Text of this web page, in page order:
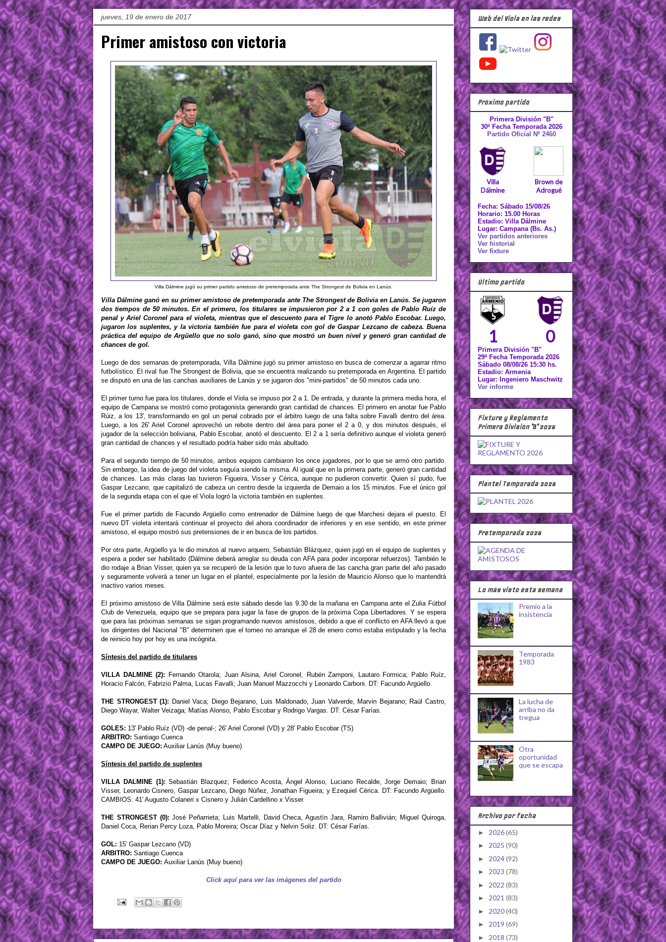
jueves, 19 de enero de 2017
Primer amistoso con victoria
Villa Dálmine jugó su primer partido amistoso de pretemporada ante The Strongest de Bolivia en Lanús.
Villa Dálmine ganó en su primer amistoso de pretemporada ante The Strongest de Bolivia en Lanús. Se jugaron
dos tiempos de 50 minutos. En el primero, los titulares se impusieron por 2 a 1 con goles de Pablo Ruíz de
penal y Ariel Coronel para el violeta, mientras que el descuento para el Tigre lo anotó Pablo Escobar. Luego,
jugaron los suplentes, y la victoria también fue para el violeta con gol de Gaspar Lezcano de cabeza. Buena
práctica del equipo de Argüello que no solo ganó, sino que mostró un buen nivel y generó gran cantidad de
chances de gol.
Luego de dos semanas de pretemporada, Villa Dálmine jugó su primer amistoso en busca de comenzar a agarrar ritmo
futbolístico. El rival fue The Strongest de Bolivia, que se encuentra realizando su pretemporada en Argentina. El partido
se disputó en una de las canchas auxiliares de Lanús y se jugaron dos "mini-partidos" de 50 minutos cada uno.
El primer turno fue para los titulares, donde el Viola se impuso por 2 a 1. De entrada, y durante la primera media hora, el
equipo de Campana se mostró como protagonista generando gran cantidad de chances. El primero en anotar fue Pablo
Rúiz, a los 13', transformando en gol un penal cobrado por el árbitro luego de una falta sobre Favalli dentro del área.
Luego, a los 26' Ariel Coronel aprovechó un rebote dentro del área para poner el 2 a 0, y dos minutos después, el
jugador de la selección boliviana, Pablo Escobar, anotó el descuento. El 2 a 1 sería definitivo aunque el violeta generó
gran cantidad de chances y el resultado podría haber sido más abultado.
Para el segundo tiempo de 50 minutos, ambos equipos cambiaron los once jugadores, por lo que se armó otro partido.
Sin embargo, la idea de juego del violeta seguía siendo la misma. Al igual que en la primera parte, generó gran cantidad
de chances. Las más claras las tuvieron Figueira, Visser y Cérica, aunque no pudieron convertir. Quien sí pudo, fue
Gaspar Lezcano, que capitalizó de cabeza un centro desde la izquierda de Demaio a los 15 minutos. Fue el único gol
de la segunda etapa con el que el Viola logró la victoria también en suplentes.
Fue el primer partido de Facundo Argüello como entrenador de Dálmine luego de que Marchesi dejara el puesto. El
nuevo DT violeta intentará continuar el proyecto del ahora coordinador de inferiores y en ese sentido, en este primer
amistoso, el equipo mostró sus pretensiones de ir en busca de los partidos.
Por otra parte, Argüello ya le dio minutos al nuevo arquero, Sebastián Blázquez, quien jugó en el equipo de suplentes y
espera a poder ser habilitado (Dálmine deberá arreglar su deuda con AFA para poder incorporar refuerzos). También le
dio rodaje a Brian Visser, quien ya se recuperó de la lesión que lo tuvo afuera de las cancha gran parte del año pasado
y seguramente volverá a tener un lugar en el plantel, especialmente por la lesión de Mauricio Alonso que lo mantendrá
inactivo varios meses.
El próximo amistoso de Villa Dálmine será este sábado desde las 9.30 de la mañana en Campana ante el Zulia Fútbol
Club de Venezuela, equipo que se prepara para jugar la fase de grupos de la próxima Copa Libertadores. Y se espera
que para las próximas semanas se sigan programando nuevos amistosos, debido a que el conflicto en AFA llevó a que
los dirigentes del Nacional "B" determinen que el torneo no arranque el 28 de enero como estaba estipulado y la fecha
de reinicio hoy por hoy es una incógnita.
Síntesis del partido de titulares
VILLA DALMINE (2): Fernando Otarola; Juan Alsina, Ariel Coronel, Rubén Zamponi, Lautaro Formica; Pablo Ruíz,
Horacio Falcón, Fabrizio Palma, Lucas Favalli; Juan Manuel Mazzocchi y Leonardo Carboni. DT: Facundo Argüello.
THE STRONGEST (1): Daniel Vaca; Diego Bejarano, Luis Maldonado, Juan Valverde, Marvin Bejarano; Raúl Castro,
Diego Wayar, Walter Veizaga; Matías Alonso, Pablo Escobar y Rodrigo Vargas. DT: César Farías.
GOLES: 13' Pablo Ruíz (VD) -de penal-; 26' Ariel Coronel (VD) y 28' Pablo Escobar (TS)
ARBITRO: Santiago Cuenca
CAMPO DE JUEGO: Auxiliar Lanús (Muy bueno)
Síntesis del partido de suplentes
VILLA DALMINE (1): Sebastián Blazquez; Federico Acosta, Ángel Alonso, Luciano Recalde, Jorge Demaio; Brian
Visser, Leonardo Cisnero, Gaspar Lezcano, Diego Núñez, Jonathan Figueira; y Ezequiel Cérica. DT: Facundo Argüello.
CAMBIOS: 41' Augusto Colaneri x Cisnero y Julián Cardellino x Visser.
THE STRONGEST (0): José Peñarrieta; Luis Martelli, David Checa, Agustín Jara, Ramiro Ballivián; Miguel Quiroga,
Daniel Coca, Rerian Percy Loza, Pablo Moreira; Oscar Díaz y Nelvin Soliz. DT: César Farías.
GOL: 15' Gaspar Lezcano (VD)
ARBITRO: Santiago Cuenca
CAMPO DE JUEGO: Auxiliar Lanús (Muy bueno)
Click aquí para ver las imágenes del partido
Web del Viola en las redes
Próximo partido
Primera División "B"
30ª Fecha Temporada 2026
Partido Oficial Nº 2460
Villa
Dálmine
Brown de
Adrogué
Fecha: Sábado 15/08/26
Horario: 15.00 Horas
Estadio: Villa Dálmine
Lugar: Campana (Bs. As.)
Ver partidos anteriores
Ver historial
Ver fixture
Último partido
1 0
Primera División "B"
29ª Fecha Temporada 2026
Sábado 08/08/26 15:30 hs.
Estadio: Armenia
Lugar: Ingeniero Maschwitz
Ver informe
Fixture y Reglamento
Primera División "B" 2026
Plantel Temporada 2026
Pretemporada 2026
Lo más visto esta semana
Premio a la
insistencia
Temporada
1983
La lucha de
arriba no da
tregua
Otra
oportunidad
que se escapa
Archivo por fecha
► 2026(65)
► 2025 (90)
► 2024(92)
► 2023 (78)
► 2022 (83)
► 2021 (83)
► 2020(40)
► 2019 (69)
► 2018 (73)